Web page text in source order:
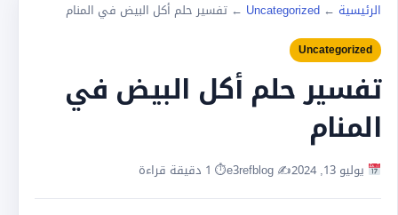
الرئيسية ←
Uncategorized
← تفسير حلم أكل البيض في المنام
Uncategorized
تفسير حلم أكل البيض في
المنام
يوليو 13, 2024 ✍️ e3refblog ⏱ 1 دقيقة قراءة